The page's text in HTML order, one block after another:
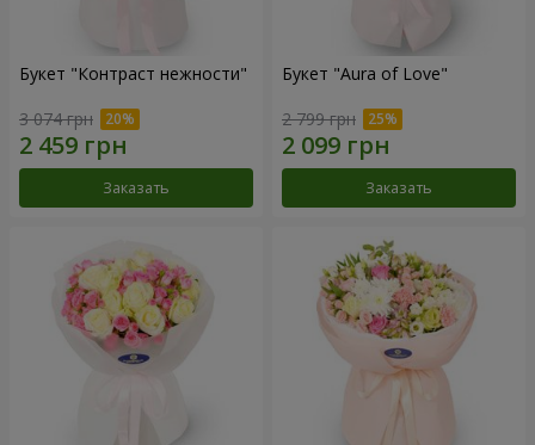
Букет "Контраст нежности"
3 074 грн
Заказать
Букет "Aura of Love"
2 799 грн
Заказать